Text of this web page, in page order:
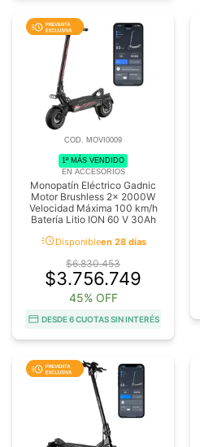
COD. MOVI0009
1º MÁS VENDIDO
EN ACCESORIOS
Monopatín Eléctrico Gadnic
Motor Brushless 2x 2000W
Velocidad Máxima 100 km/h
Batería Litio ION 60 V 30Ah
acuteDisponibleen 28 días
$6.830.453
$3.756.749
45% OFF
DESDE 6 CUOTAS SIN INTERÉS